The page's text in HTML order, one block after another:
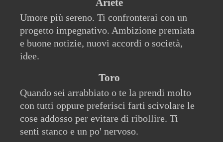
Ariete
Umore più sereno. Ti confronterai con un
progetto impegnativo. Ambizione premiata
e buone notizie, nuovi accordi o società,
idee.
Toro
Quando sei arrabbiato o te la prendi molto
con tutti oppure preferisci farti scivolare le
cose addosso per evitare di ribollire. Ti
senti stanco e un po' nervoso.